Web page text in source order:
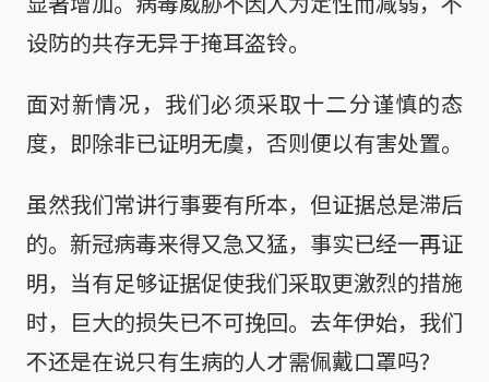
设防的共存无异于掩耳盗铃。
面对新情况，我们必须采取十二分谨慎的态
度，即除非已证明无虞，否则便以有害处置。
虽然我们常讲行事要有所本，但证据总是滞后
的。新冠病毒来得又急又猛，事实已经一再证
明，当有足够证据促使我们采取更激烈的措施
时，巨大的损失已不可挽回。去年伊始，我们
不还是在说只有生病的人才需佩戴口罩吗？